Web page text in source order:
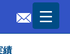
績